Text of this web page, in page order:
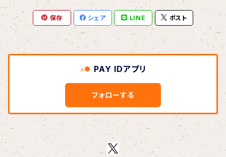
BOAR HUNTER
bud&harbor
Bulbs Of Passion
B玉
Calme Adiction
保存 シェア LINE ポスト
PAY IDアプリ
フォローする